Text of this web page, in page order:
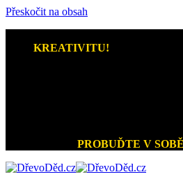
Přeskočit na obsah
KREATIVITU!
PROBUĎTE V